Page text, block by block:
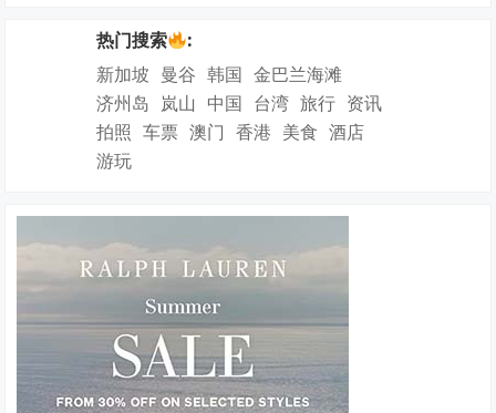
热门搜索
:
新加坡 曼谷 韩国 金巴兰海滩
济州岛 岚山 中国 台湾 旅行 资讯
拍照 车票 澳门 香港 美食 酒店
游玩